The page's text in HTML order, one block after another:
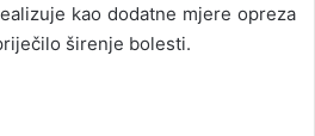
kao dodatne mjere opreza
širenje bolesti.